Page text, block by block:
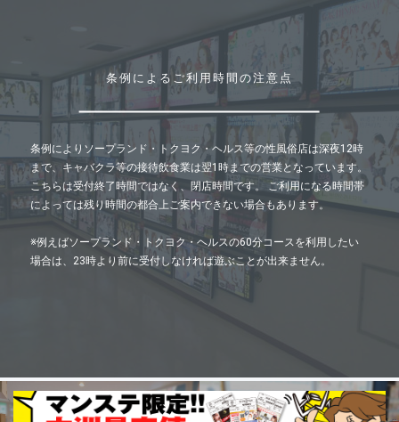
条例によるご利用時間の注意点
条例によりソープランド・トクヨク・ヘルス等の性風俗店は深夜12時
まで、キャバクラ等の接待飲食業は翌1時までの営業となっています。
こちらは受付終了時間ではなく、閉店時間です。 ご利用になる時間帯
によっては残り時間の都合上ご案内できない場合もあります。
※例えばソープランド・トクヨク・ヘルスの60分コースを利用したい
場合は、23時より前に受付しなければ遊ぶことが出来ません。